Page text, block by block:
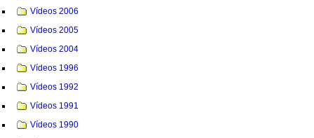
Vídeos 2006
Vídeos 2005
Vídeos 2004
Vídeos 1996
Vídeos 1992
Vídeos 1991
Vídeos 1990